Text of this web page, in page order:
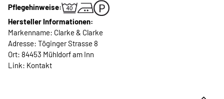
Pflegehinweise:
Hersteller Informationen:
Markenname: Clarke & Clarke
Adresse: Töginger Strasse 8
Ort: 84453 Mühldorf am Inn
Link: Kontakt